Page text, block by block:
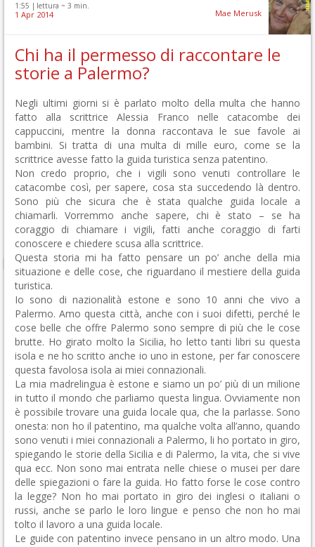
1:55 | lettura ~ 3 min.
1 Apr 2014 Mae Merusk
Chi ha il permesso di raccontare le
storie a Palermo?
Negli ultimi giorni si è parlato molto della multa che hanno
fatto alla scrittrice Alessia Franco nelle catacombe dei
cappuccini, mentre la donna raccontava le sue favole ai
bambini. Si tratta di una multa di mille euro, come se la
scrittrice avesse fatto la guida turistica senza patentino.
Non credo proprio, che i vigili sono venuti controllare le
catacombe così, per sapere, cosa sta succedendo là dentro.
Sono più che sicura che è stata qualche guida locale a
chiamarli. Vorremmo anche sapere, chi è stato – se ha
coraggio di chiamare i vigili, fatti anche coraggio di farti
conoscere e chiedere scusa alla scrittrice.
Questa storia mi ha fatto pensare un po’ anche della mia
situazione e delle cose, che riguardano il mestiere della guida
turistica.
Io sono di nazionalità estone e sono 10 anni che vivo a
Palermo. Amo questa città, anche con i suoi difetti, perché le
cose belle che offre Palermo sono sempre di più che le cose
brutte. Ho girato molto la Sicilia, ho letto tanti libri su questa
isola e ne ho scritto anche io uno in estone, per far conoscere
questa favolosa isola ai miei connazionali.
La mia madrelingua è estone e siamo un po’ più di un milione
in tutto il mondo che parliamo questa lingua. Ovviamente non
è possibile trovare una guida locale qua, che la parlasse. Sono
onesta: non ho il patentino, ma qualche volta all’anno, quando
sono venuti i miei connazionali a Palermo, li ho portato in giro,
spiegando le storie della Sicilia e di Palermo, la vita, che si vive
qua ecc. Non sono mai entrata nelle chiese o musei per dare
delle spiegazioni o fare la guida. Ho fatto forse le cose contro
la legge? Non ho mai portato in giro dei inglesi o italiani o
russi, anche se parlo le loro lingue e penso che non ho mai
tolto il lavoro a una guida locale.
Le guide con patentino invece pensano in un altro modo. Una